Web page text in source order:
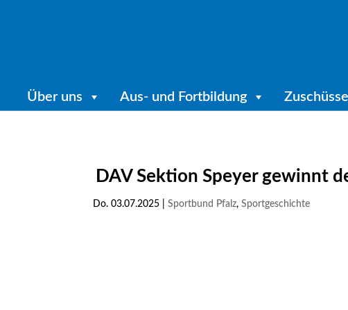
Über uns Aus- und Fortbildung Zuschüsse
DAV Sektion Speyer gewinnt
Do. 03.07.2025 |Sportbund Pfalz,Sportgeschichte